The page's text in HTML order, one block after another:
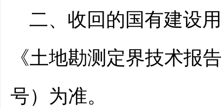
二、收回的国有建设
《土地勘测定界技术报
号） 为准。